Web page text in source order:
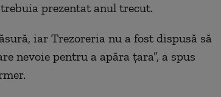
prezentat anul trecut.
iar Trezoreria nu a fost dispusă să
nevoie pentru a apăra ţara”, a spus